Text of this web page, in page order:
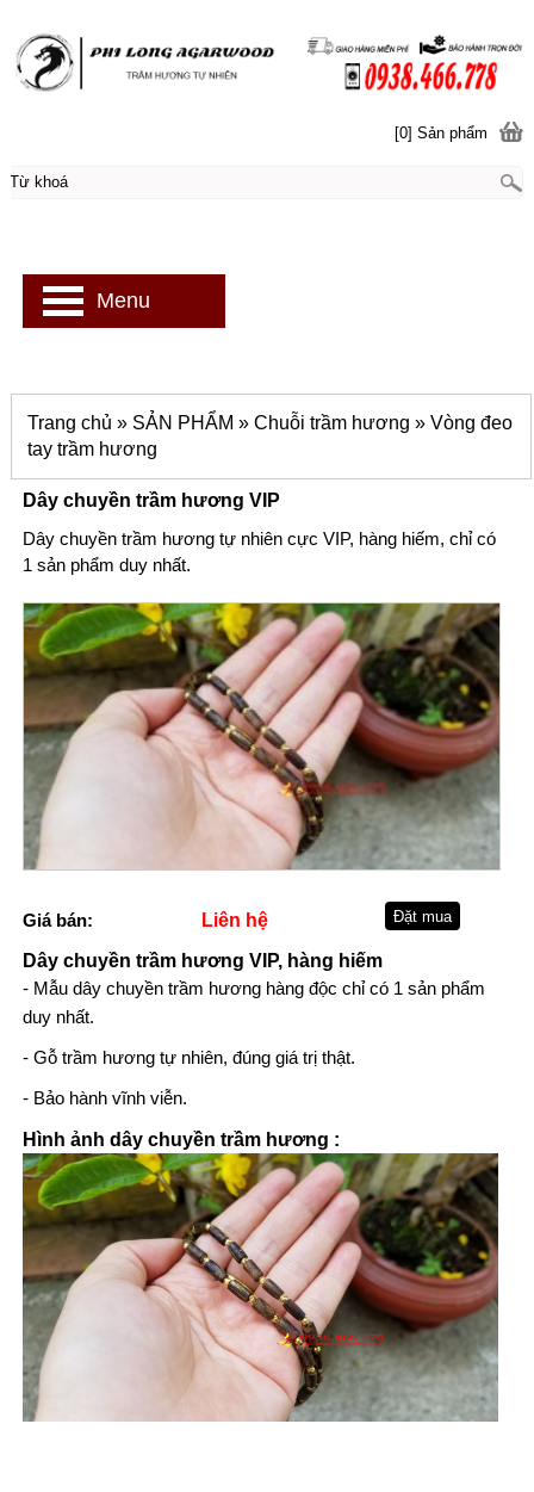
Dây chuyền trầm hương VIP
Dây chuyền trầm hương tự nhiên cực VIP, hàng hiếm, chỉ có
1 sản phẩm duy nhất.
Giá bán:
Liên hệ
Dây chuyền trầm hương VIP, hàng hiếm
- Mẫu dây chuyền trầm hương hàng độc chỉ có 1 sản phẩm
duy nhất.
- Gỗ trầm hương tự nhiên, đúng giá trị thật.
- Bảo hành vĩnh viễn.
Hình ảnh dây chuyền trầm hương :
Trang chủ » SẢN PHẨM » Chuỗi trầm hương » Vòng đeo
tay trầm hương
[0] Sản phẩm
Menu